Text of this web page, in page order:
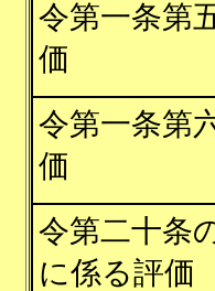
令第一条第
価
令第一条第
価
令第二十条
に係る評価